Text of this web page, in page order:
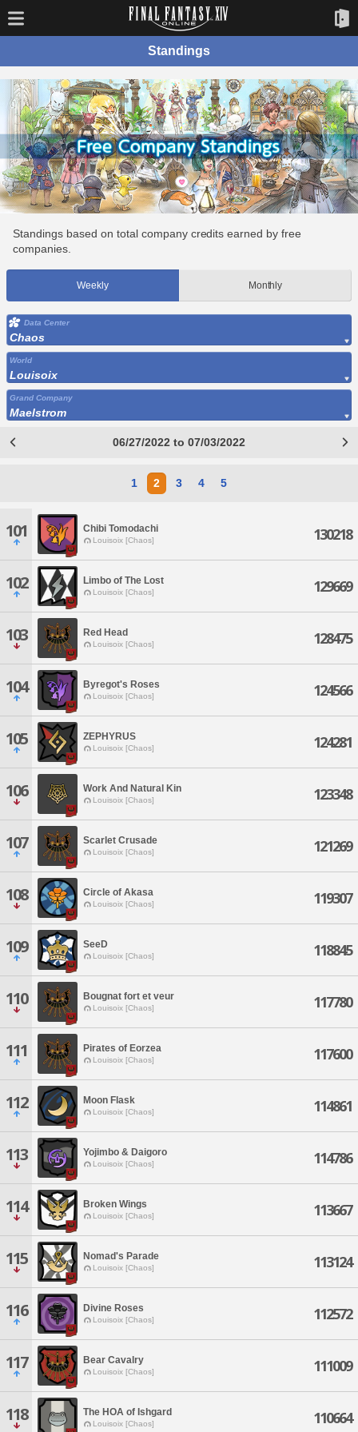
Standings
Standings based on total company credits earned by free
companies.
Weekly Monthly
Data Center
Chaos
World
Louisoix
Grand Company
Maelstrom
06/27/2022 to 07/03/2022
1 2 3 4 5
101 Chibi Tomodachi
Louisoix [Chaos] 130218
102 Limbo of The Lost
Louisoix [Chaos] 129669
103 Red Head
Louisoix [Chaos] 128475
104 Byregot's Roses
Louisoix [Chaos] 124566
105 ZEPHYRUS
Louisoix [Chaos] 124281
106 Work And Natural Kin
Louisoix [Chaos] 123348
107 Scarlet Crusade
Louisoix [Chaos] 121269
108 Circle of Akasa
Louisoix [Chaos] 119307
109 SeeD
Louisoix [Chaos] 118845
110 Bougnat fort et veur
Louisoix [Chaos] 117780
111 Pirates of Eorzea
Louisoix [Chaos] 117600
112 Moon Flask
Louisoix [Chaos] 114861
113 Yojimbo & Daigoro
Louisoix [Chaos] 114786
114 Broken Wings
Louisoix [Chaos] 113667
115 Nomad's Parade
Louisoix [Chaos] 113124
116 Divine Roses
Louisoix [Chaos] 112572
117 Bear Cavalry
Louisoix [Chaos] 111009
118 The HOA of Ishgard
Louisoix [Chaos] 110664